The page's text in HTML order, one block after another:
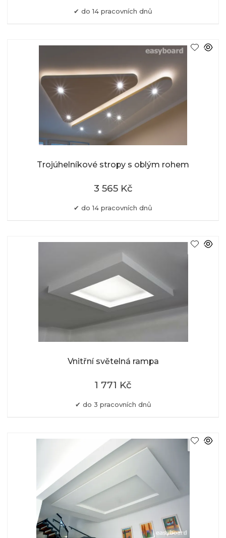
do 14 pracovních dnů
Trojúhelníkové stropy s oblým rohem
do 14 pracovních dnů
3 565 Kč
Vnitřní světelná rampa
do 3 pracovních dnů
1 771 Kč